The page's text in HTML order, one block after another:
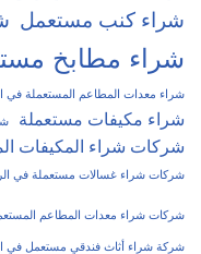
شراء كنب مستعمل
شراء مطابخ
شراء معدات المطاعم المستعملة في
شراء مكيفات مستعملة
شركات شراء المكيفات
شركات شراء غسالات مستعملة في
شركات شراء معدات المطاعم
شركة شراء أثاث فندقي مستعمل في